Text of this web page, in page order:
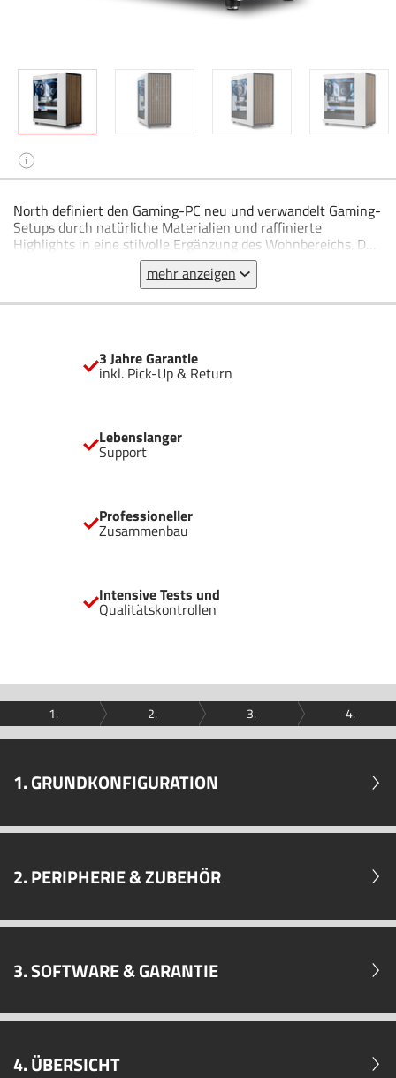
i
North definiert den Gaming-PC neu und verwandelt Gaming-
Setups durch natürliche Materialien und raffinierte
Highlights in eine stilvolle Ergänzung des Wohnbereichs. Das
Design wurde speziell optimiert, um die Nutzererfahrung zu
verbessern, während die Airflow-Funktionalität und das
intuitive Layout für eine reibungslose Installation und ein
exzellentes Gaming-Erlebnis sorgen.
mehr anzeigen
3 Jahre Garantie
inkl. Pick-Up & Return
Lebenslanger
Support
Professioneller
Zusammenbau
Intensive Tests und
Qualitätskontrollen
1. 2. 3. 4.
1. GRUNDKONFIGURATION
2. PERIPHERIE & ZUBEHÖR
3. SOFTWARE & GARANTIE
4. ÜBERSICHT